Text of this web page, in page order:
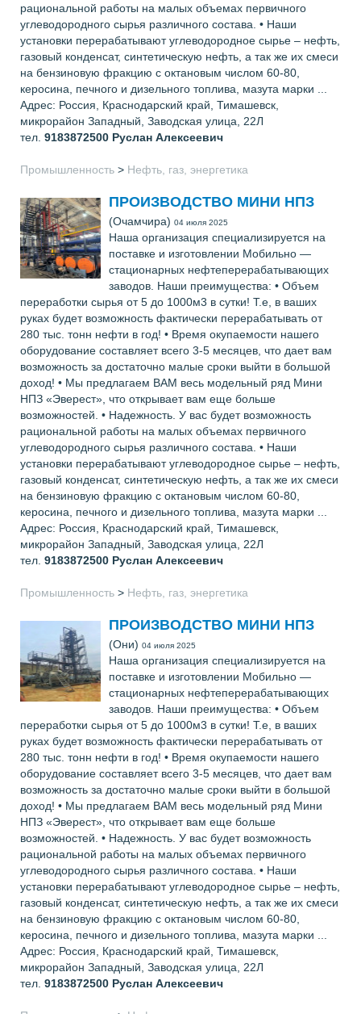
рациональной работы на малых объемах первичного
углеводородного сырья различного состава. • Наши
установки перерабатывают углеводородное сырье – нефть,
газовый конденсат, синтетическую нефть, а так же их смеси
на бензиновую фракцию с октановым числом 60-80,
керосина, печного и дизельного топлива, мазута марки ...
Адрес: Россия, Краснодарский край, Тимашевск,
микрорайон Западный, Заводская улица, 22Л
тел. 9183872500 Руслан Алексеевич
Промышленность > Нефть, газ, энергетика
ПРОИЗВОДСТВО МИНИ НПЗ
(Очамчира) 04 июля 2025
Наша организация специализируется на
поставке и изготовлении Мобильно —
стационарных нефтеперерабатывающих
заводов. Наши преимущества: • Объем
переработки сырья от 5 до 1000м3 в сутки! Т.е, в ваших
руках будет возможность фактически перерабатывать от
280 тыс. тонн нефти в год! • Время окупаемости нашего
оборудование составляет всего 3-5 месяцев, что дает вам
возможность за достаточно малые сроки выйти в большой
доход! • Мы предлагаем ВАМ весь модельный ряд Мини
НПЗ «Эверест», что открывает вам еще больше
возможностей. • Надежность. У вас будет возможность
рациональной работы на малых объемах первичного
углеводородного сырья различного состава. • Наши
установки перерабатывают углеводородное сырье – нефть,
газовый конденсат, синтетическую нефть, а так же их смеси
на бензиновую фракцию с октановым числом 60-80,
керосина, печного и дизельного топлива, мазута марки ...
Адрес: Россия, Краснодарский край, Тимашевск,
микрорайон Западный, Заводская улица, 22Л
тел. 9183872500 Руслан Алексеевич
Промышленность > Нефть, газ, энергетика
ПРОИЗВОДСТВО МИНИ НПЗ
(Они) 04 июля 2025
Наша организация специализируется на
поставке и изготовлении Мобильно —
стационарных нефтеперерабатывающих
заводов. Наши преимущества: • Объем
переработки сырья от 5 до 1000м3 в сутки! Т.е, в ваших
руках будет возможность фактически перерабатывать от
280 тыс. тонн нефти в год! • Время окупаемости нашего
оборудование составляет всего 3-5 месяцев, что дает вам
возможность за достаточно малые сроки выйти в большой
доход! • Мы предлагаем ВАМ весь модельный ряд Мини
НПЗ «Эверест», что открывает вам еще больше
возможностей. • Надежность. У вас будет возможность
рациональной работы на малых объемах первичного
углеводородного сырья различного состава. • Наши
установки перерабатывают углеводородное сырье – нефть,
газовый конденсат, синтетическую нефть, а так же их смеси
на бензиновую фракцию с октановым числом 60-80,
керосина, печного и дизельного топлива, мазута марки ...
Адрес: Россия, Краснодарский край, Тимашевск,
микрорайон Западный, Заводская улица, 22Л
тел. 9183872500 Руслан Алексеевич